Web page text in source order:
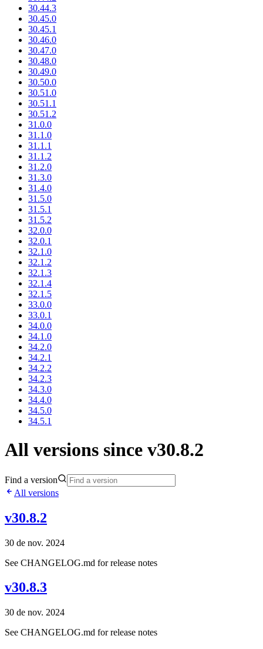
30.44.3
30.45.0
30.45.1
30.46.0
30.47.0
30.48.0
30.49.0
30.50.0
30.51.0
30.51.1
30.51.2
31.0.0
31.1.0
31.1.1
31.1.2
31.2.0
31.3.0
31.4.0
31.5.0
31.5.1
31.5.2
32.0.0
32.0.1
32.1.0
32.1.2
32.1.3
32.1.4
32.1.5
33.0.0
33.0.1
34.0.0
34.1.0
34.2.0
34.2.1
34.2.2
34.2.3
34.3.0
34.4.0
34.5.0
34.5.1
All versions since v30.8.2
Find a version
All versions
v30.8.2
30 de nov. 2024
See CHANGELOG.md for release notes
v30.8.3
30 de nov. 2024
See CHANGELOG.md for release notes